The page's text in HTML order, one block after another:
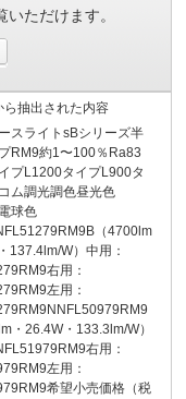
ただけます。
ら抽出された内容
スライトsBシリーズ半
RM9約1〜100％Ra83
プL1200タイプL900タ
ム調光調色昼光色
球色
（4700lm
137.4lm/W）中用：
右用：
左用：
・26.4W・133.3lm/W）
右用：
左用：
希望小売価格（税